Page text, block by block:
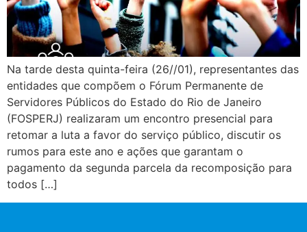
Na tarde desta quinta-feira (26//01), representantes das
entidades que compõem o Fórum Permanente de
Servidores Públicos do Estado do Rio de Janeiro
(FOSPERJ) realizaram um encontro presencial para
retomar a luta a favor do serviço público, discutir os
rumos para este ano e ações que garantam o
pagamento da segunda parcela da recomposição para
todos […]